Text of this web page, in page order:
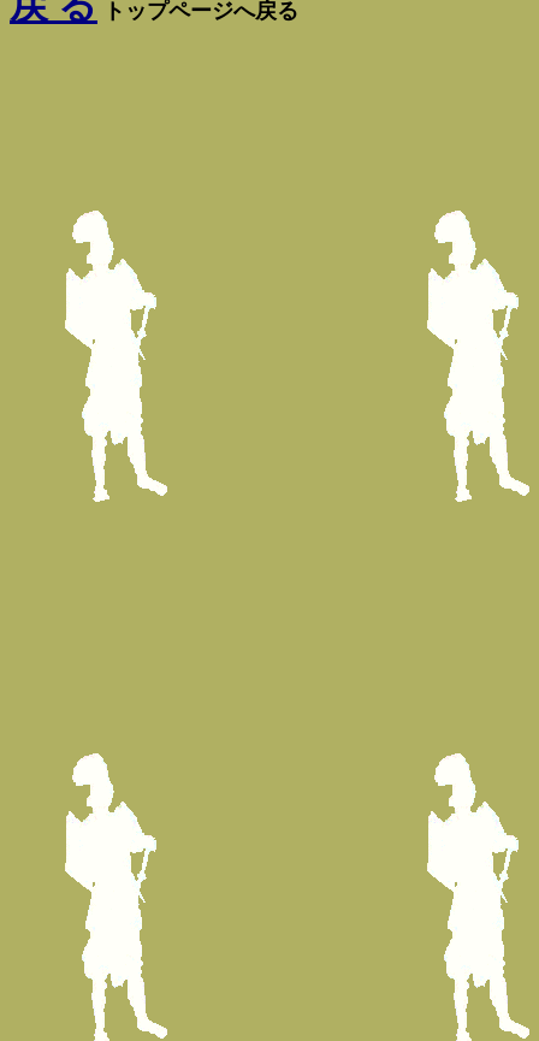
トップページへ戻る